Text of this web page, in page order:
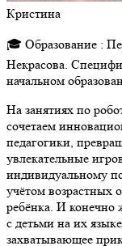
Кристина
🎓 Образование :
Некрасова.
начальном
На занятиях по
сочетаем
педагогики,
увлекательные
индивидуальному
учётом возрастных
ребёнка. И конечно
с детьми на их
захватывающее